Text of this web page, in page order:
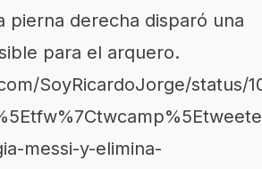
pierna derecha disparó una
para el arquero.
SoyRicardoJorge/status/
messi-y-elimina-